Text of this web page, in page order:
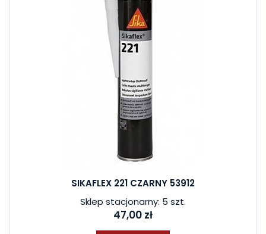
SIKAFLEX 221 CZARNY 53912
Sklep stacjonarny: 5 szt.
47,00 zł